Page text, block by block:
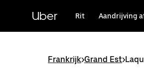
hoofdinhoudUber Rit Aandrijving
Frankrijk>Grand Est>